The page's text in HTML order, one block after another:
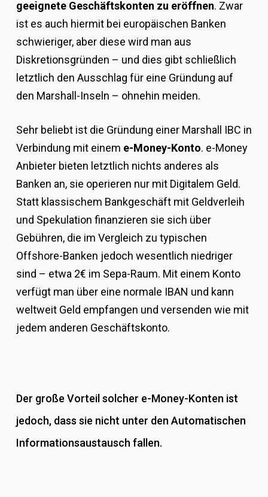
geeignete Geschäftskonten zu eröffnen. Zwar
ist es auch hiermit bei europäischen Banken
schwieriger, aber diese wird man aus
Diskretionsgründen – und dies gibt schließlich
letztlich den Ausschlag für eine Gründung auf
den Marshall-Inseln – ohnehin meiden.
Sehr beliebt ist die Gründung einer Marshall IBC in
Verbindung mit einem e-Money-Konto. e-Money
Anbieter bieten letztlich nichts anderes als
Banken an, sie operieren nur mit Digitalem Geld.
Statt klassischem Bankgeschäft mit Geldverleih
und Spekulation finanzieren sie sich über
Gebühren, die im Vergleich zu typischen
Offshore-Banken jedoch wesentlich niedriger
sind – etwa 2€ im Sepa-Raum. Mit einem Konto
verfügt man über eine normale IBAN und kann
weltweit Geld empfangen und versenden wie mit
jedem anderen Geschäftskonto.
Der große Vorteil solcher e-Money-Konten ist
jedoch, dass sie nicht unter den Automatischen
Informationsaustausch fallen.